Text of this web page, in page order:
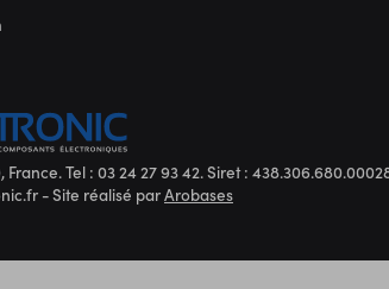
Tel : 03 24 27 93 42. Siret :
- Site réalisé parArobases